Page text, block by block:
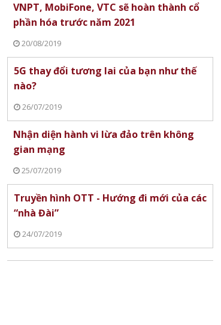
VNPT, MobiFone, VTC sẽ hoàn thành cổ
phần hóa trước năm 2021
20/08/2019
5G thay đổi tương lai của bạn như thế
nào?
26/07/2019
Nhận diện hành vi lừa đảo trên không
gian mạng
25/07/2019
Truyền hình OTT - Hướng đi mới của các
“nhà Đài”
24/07/2019